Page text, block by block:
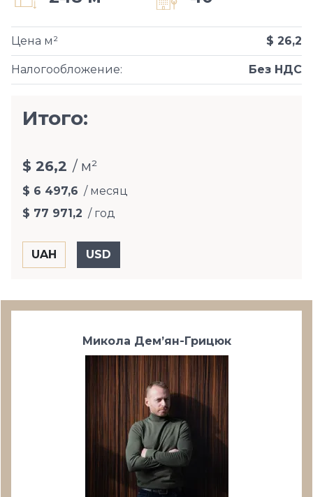
Налогообложение: Без НДС
Цена м² $ 26,2
Итого:
$ 26,2 / м²
$ 6 497,6 / месяц
$ 77 971,2 / год
Микола Дем’ян-Грицюк